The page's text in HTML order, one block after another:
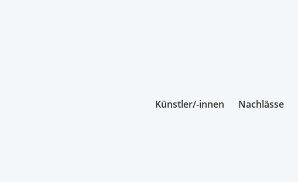
Künstler/-innen Nachlässe